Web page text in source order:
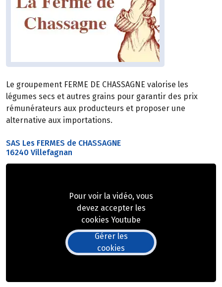
Le groupement FERME DE CHASSAGNE valorise les
légumes secs et autres grains pour garantir des prix
rémunérateurs aux producteurs et proposer une
alternative aux importations.
SAS Les FERMES de CHASSAGNE
16240 Villefagnan
Pour voir la vidéo, vous
devez accepter les
cookies Youtube
Gérer les
cookies